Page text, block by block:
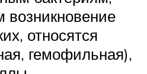
относятся
гемофильная),